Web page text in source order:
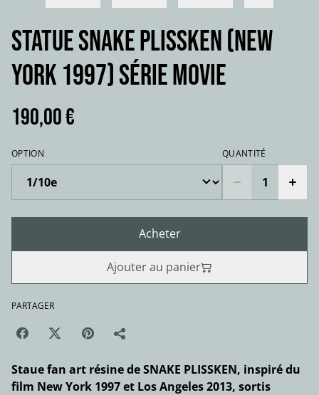
STATUE SNAKE PLISSKEN (New
York 1997) série movie
190,00 €
OPTION QUANTITÉ
Acheter
Ajouter au panier
PARTAGER
Staue fan art résine de SNAKE PLISSKEN, inspiré du
film New York 1997 et Los Angeles 2013, sortis